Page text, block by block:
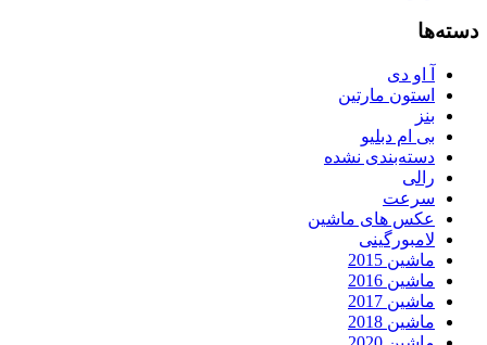
دسته‌ها
آ او دی
استون مارتین
بنز
بی ام دبلیو
دسته‌بندی نشده
رالی
سرعت
عکس های ماشین
لامبورگینی
ماشین 2015
ماشین 2016
ماشین 2017
ماشین 2018